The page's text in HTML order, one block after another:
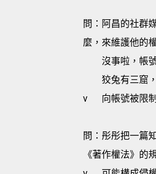
問：阿昌的社群
麼，來維護他的
沒事啦，帳
狡兔有三窟
v
向帳號被限
問：彤彤把一篇
《著作權法》的